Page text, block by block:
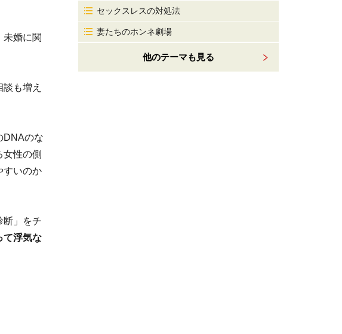
未婚に関
も増え
DNAのな
性の側
すいのか
断」をチ
て浮気な
セックスレスの対処法
妻たちのホンネ劇場
他のテーマも見る